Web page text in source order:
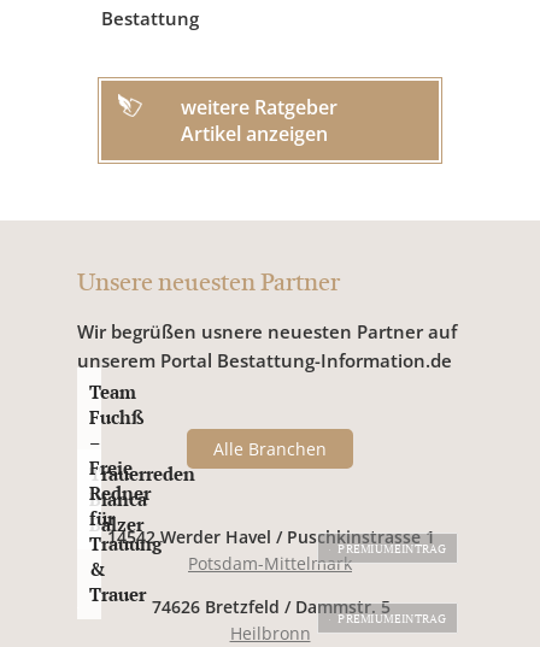
Bestattung
weitere Ratgeber
Artikel anzeigen
Unsere neuesten Partner
Wir begrüßen usnere neuesten Partner auf
unserem Portal Bestattung-Information.de
Alle Branchen
PREMIUMEINTRAG
Trauerreden
Bianca
Balzer
14542 Werder Havel / Puschkinstrasse 1
Potsdam-Mittelmark
PREMIUMEINTRAG
Team
Fuchß
–
Freie
Redner
für
Trauung
&
Trauer
74626 Bretzfeld / Dammstr. 5
Heilbronn